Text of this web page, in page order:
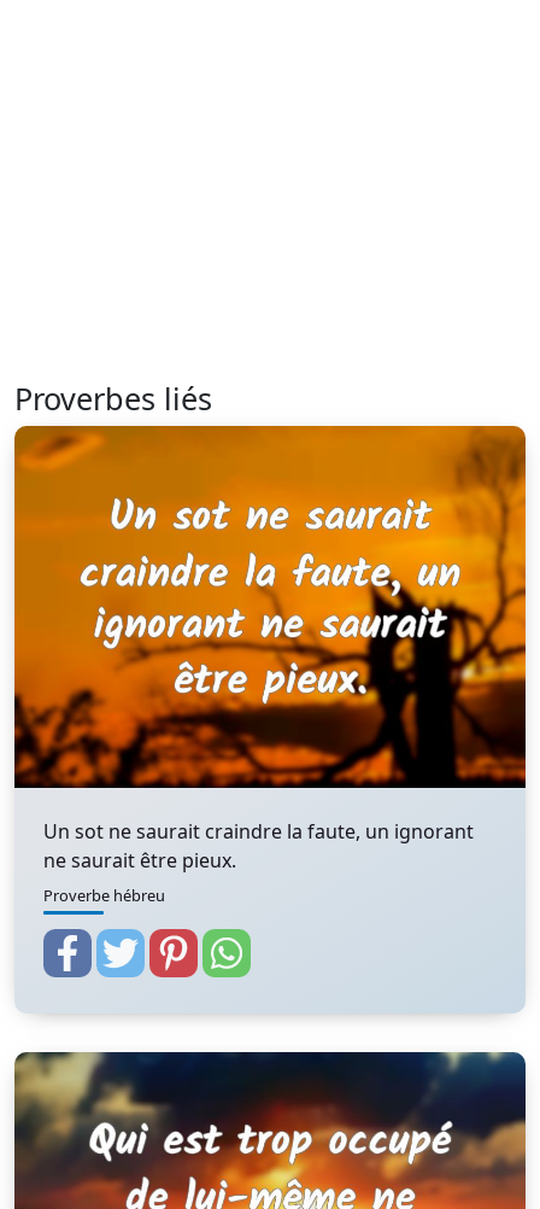
Proverbes liés
Un sot ne saurait craindre la faute, un ignorant
ne saurait être pieux.
Proverbe hébreu